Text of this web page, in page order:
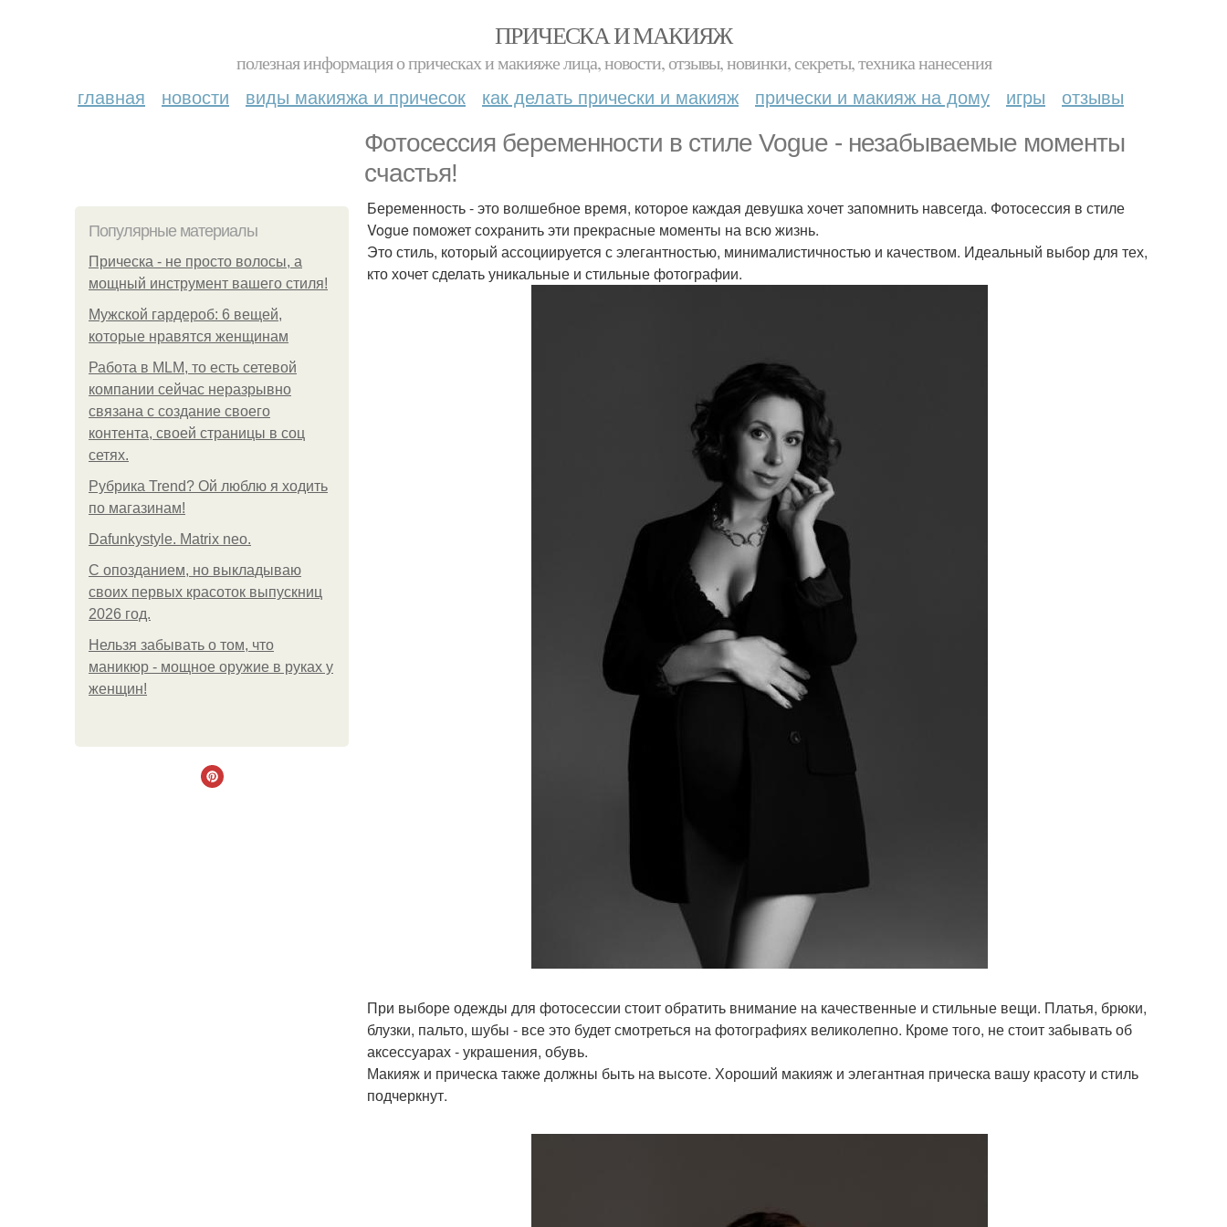
ПРИЧЕСКА И МАКИЯЖ
полезная информация о прическах и макияже лица, новости, отзывы, новинки, секреты, техника нанесения
главная новости виды макияжа и причесок как делать прически и макияж прически и макияж на дому игры отзывы
Фотосессия беременности в стиле Vogue - незабываемые моменты
счастья!
Популярные материалы
Прическа - не просто волосы, а
мощный инструмент вашего стиля!
Мужской гардероб: 6 вещей,
которые нравятся женщинам
Работа в MLM, то есть сетевой
компании сейчас неразрывно
связана с создание своего
контента, своей страницы в соц
сетях.
Рубрика Trend? Ой люблю я ходить
по магазинам!
Dafunkystyle. Matrix neo.
С опозданием, но выкладываю
своих первых красоток выпускниц
2026 год.
Нельзя забывать о том, что
маникюр - мощное оружие в руках у
женщин!
Беременность - это волшебное время, которое каждая девушка хочет запомнить навсегда. Фотосессия в стиле
Vogue поможет сохранить эти прекрасные моменты на всю жизнь.
Это стиль, который ассоциируется с элегантностью, минималистичностью и качеством. Идеальный выбор для тех,
кто хочет сделать уникальные и стильные фотографии.
При выборе одежды для фотосессии стоит обратить внимание на качественные и стильные вещи. Платья, брюки,
блузки, пальто, шубы - все это будет смотреться на фотографиях великолепно. Кроме того, не стоит забывать об
аксессуарах - украшения, обувь.
Макияж и прическа также должны быть на высоте. Хороший макияж и элегантная прическа вашу красоту и стиль
подчеркнут.